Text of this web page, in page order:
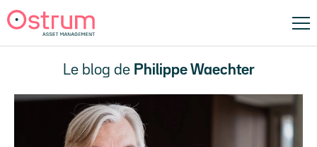
Le blog de Philippe Waechter